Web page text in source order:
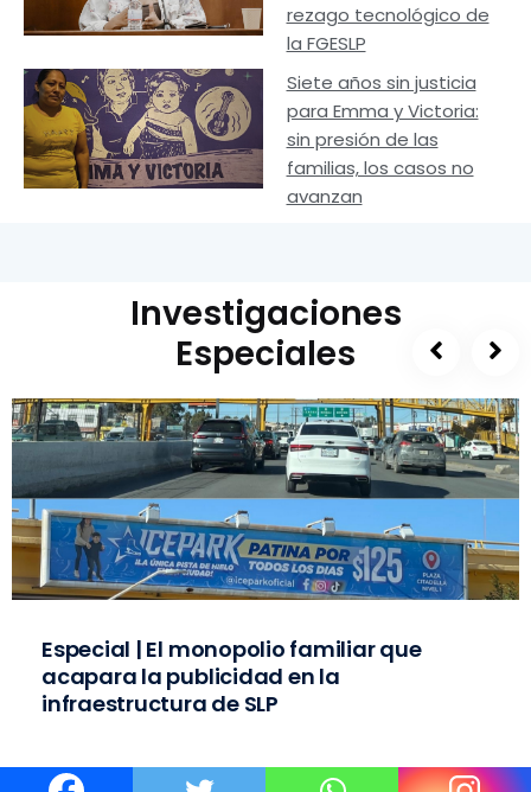
rezago tecnológico de
la FGESLP
Siete años sin justicia
para Emma y Victoria:
sin presión de las
familias, los casos no
avanzan
Investigaciones
Especiales
Especial | El monopolio familiar que
acapara la publicidad en la
infraestructura de SLP